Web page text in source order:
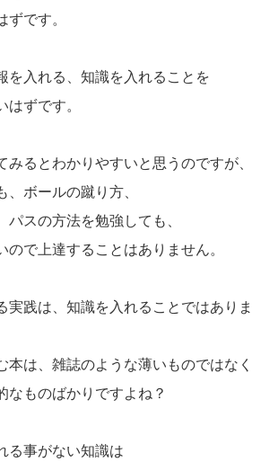
ずです。
を入れる、知識を入れることを
はずです。
みるとわかりやすいと思うのですが、
、ボールの蹴り方、
パスの方法を勉強しても、
ので上達することはありません。
実践は、知識を入れることではありま
本は、雑誌のような薄いものではなく
なものばかりですよね？
る事がない知識は